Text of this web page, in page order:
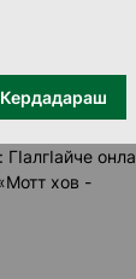
Кердадараш